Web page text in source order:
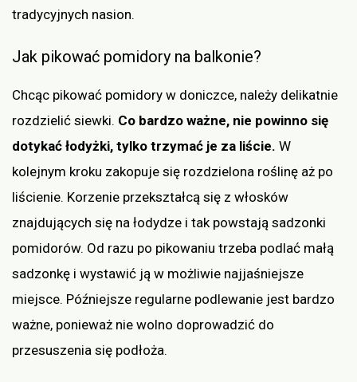
tradycyjnych nasion.
Jak pikować pomidory na balkonie?
Chcąc pikować pomidory w doniczce, należy delikatnie
rozdzielić siewki. Co bardzo ważne, nie powinno się
dotykać łodyżki, tylko trzymać je za liście. W
kolejnym kroku zakopuje się rozdzielona roślinę aż po
liścienie. Korzenie przekształcą się z włosków
znajdujących się na łodydze i tak powstają sadzonki
pomidorów. Od razu po pikowaniu trzeba podlać małą
sadzonkę i wystawić ją w możliwie najjaśniejsze
miejsce. Późniejsze regularne podlewanie jest bardzo
ważne, ponieważ nie wolno doprowadzić do
przesuszenia się podłoża.